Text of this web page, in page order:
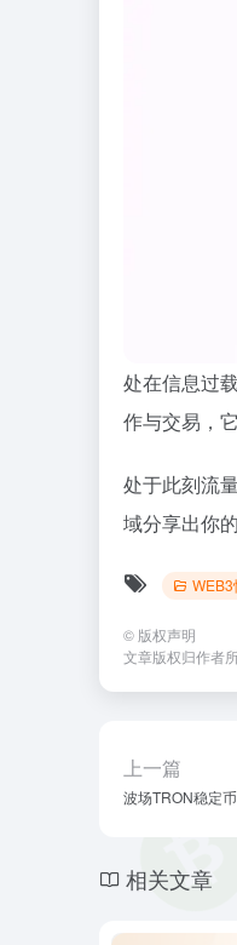
处在信息过
作与交易，
处于此刻流
域分享出你
© 版权声明
文章版权归作者
上一篇
波场TRON稳定
相关文章